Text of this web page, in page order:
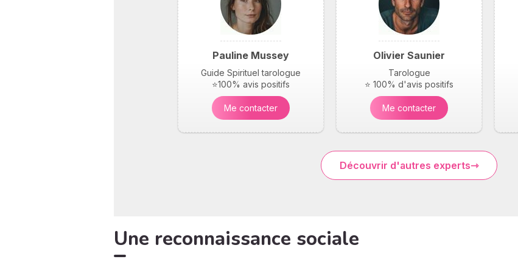
Pauline Mussey
Guide Spirituel tarologue
⭐100% avis positifs
Me contacter
Olivier Saunier
Tarologue
⭐ 100% d'avis positifs
Me contacter
Découvrir d'autres experts
Une reconnaissance sociale